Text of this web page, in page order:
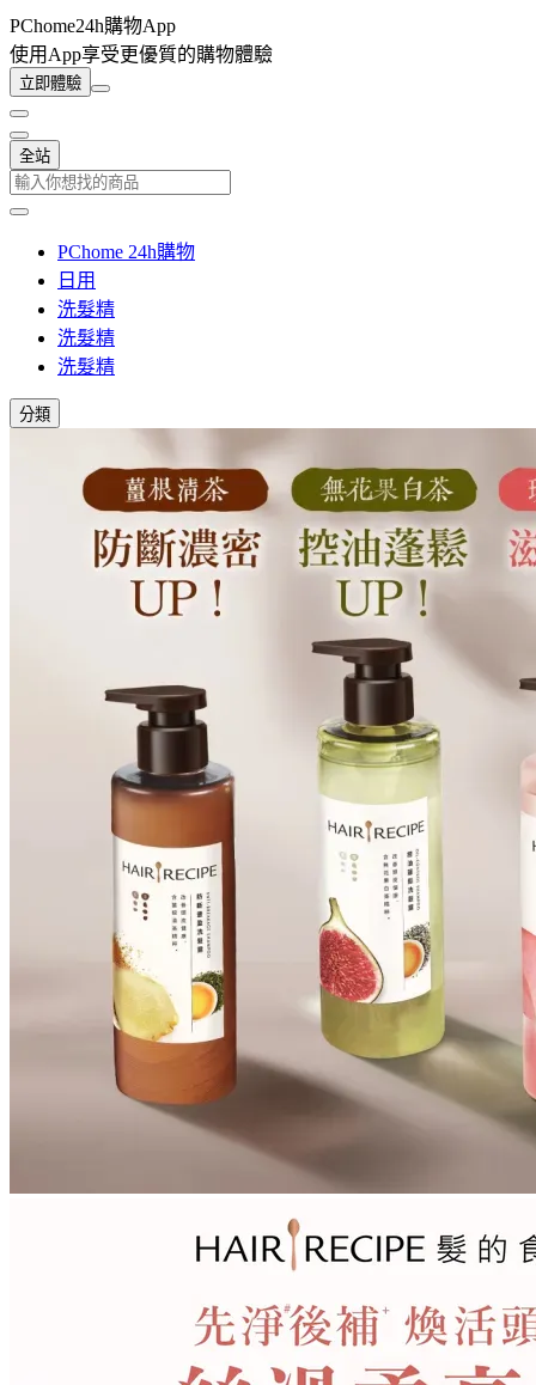
PChome24h購物App
使用App享受更優質的購物體驗
立即體驗
全站
PChome 24h購物
日用
洗髮精
洗髮精
洗髮精
分類